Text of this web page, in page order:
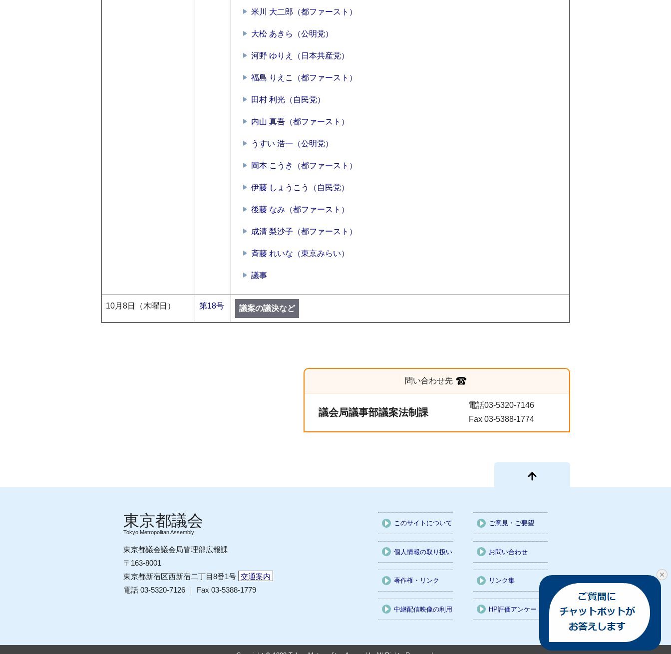
米川 大二郎（都ファースト）
大松 あきら（公明党）
河野 ゆりえ（日本共産党）
福島 りえこ（都ファースト）
田村 利光（自民党）
内山 真吾（都ファースト）
うすい 浩一（公明党）
岡本 こうき（都ファースト）
伊藤 しょうこう（自民党）
後藤 なみ（都ファースト）
成清 梨沙子（都ファースト）
斉藤 れいな（東京みらい）
議事
10月8日（木曜日） 第18号 議案の議決など
問い合わせ先
議会局議事部議案法制課
電話03-5320-7146
Fax 03-5388-1774
このサイトについて ご意見・ご要望
個人情報の取り扱い お問い合わせ
著作権・リンク リンク集
中継配信映像の利用 HP評価アンケート
Tokyo Metropolitan Assembly
東京都議会議会局管理部広報課
〒163-8001
東京都新宿区西新宿二丁目8番1号 交通案内
電話 03-5320-7126 ｜ Fax 03-5388-1779